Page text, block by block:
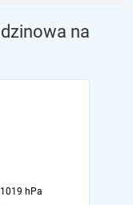
na
1019 hPa